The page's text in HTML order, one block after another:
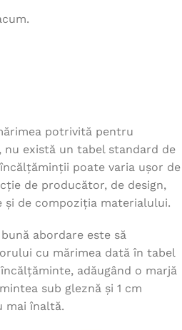
potrivită pentru
există un tabel standard de
poate varia ușor de
de producător, de design,
și de compoziția materialului.
abordare este să
cu mărimea dată în tabel
adăugând o marjă
sub gleznă și 1 cm
mai înaltă.